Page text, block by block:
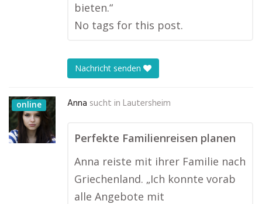
bieten.“
No tags for this post.
Nachricht senden
online Anna sucht in Lautersheim
Perfekte Familienreisen planen
Anna reiste mit ihrer Familie nach
Griechenland. „Ich konnte vorab
alle Angebote mit